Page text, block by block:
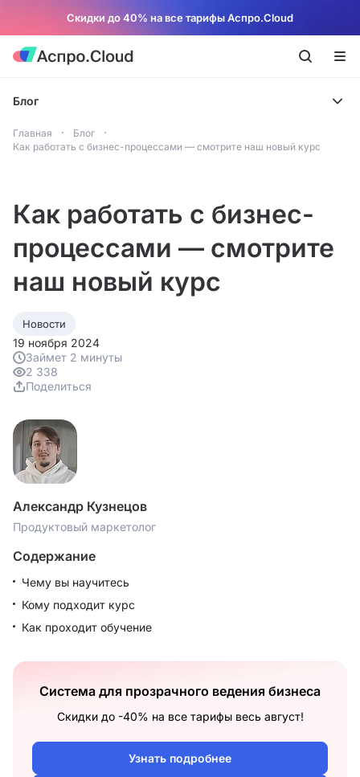
Скидки до 40% на все тарифы Аспро.Cloud
Блог
Главная
Блог
Как работать с бизнес-процессами — смотрите наш новый курс
Как работать с бизнес-
процессами — смотрите
наш новый курс
Новости
19 ноября 2024
Займет 2 минуты
2 338
Поделиться
Александр Кузнецов
Продуктовый маркетолог
Содержание
Чему вы научитесь
Кому подходит курс
Как проходит обучение
Система для прозрачного ведения бизнеса
Скидки до -40% на все тарифы весь август!
Узнать подробнее